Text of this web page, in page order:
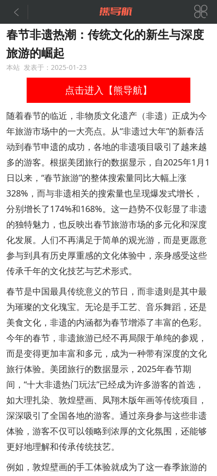
 
春节非遗热潮：传统文化的新生与深度
旅游的崛起
本站 发表于：2025-01-23
点击进入【熊导航】
随着春节的临近，非物质文化遗产（非遗）正成为今
年旅游市场中的一大亮点。从“非遗过大年”的新春活
动到春节申遗的成功，各地的非遗项目吸引了越来越
多的游客。根据美团旅行的数据显示，自2025年1月1
日以来，“春节旅游”的整体搜索量同比大幅上涨
328%，而与非遗相关的搜索量也呈现爆发式增长，
分别增长了174%和168%。这一趋势不仅彰显了非遗
的独特魅力，也反映出春节旅游市场的多元化和深度
化发展。人们不再满足于简单的观光游，而是更愿意
参与到具有历史厚重感的文化体验中，亲身感受这些
传承千年的文化技艺与艺术形式。
春节是中国最具传统意义的节日，而非遗则是其中最
为璀璨的文化瑰宝。无论是手工艺、音乐舞蹈，还是
美食文化，非遗的内涵都为春节增添了丰富的色彩。
今年的春节，非遗旅游已经不再局限于单纯的参观，
而是变得更加丰富和多元，成为一种带有深度的文化
旅行体验。美团旅行的数据显示，2025年春节期
间，“十大非遗热门玩法”已经成为许多游客的首选，
如大理扎染、敦煌壁画、凤翔木版年画等传统项目，
深深吸引了全国各地的游客。通过亲身参与这些非遗
体验，游客不仅可以领略到浓厚的文化氛围，还能够
更好地理解和传承传统技艺。
例如，敦煌壁画的手工体验就成为了这一春季旅游的